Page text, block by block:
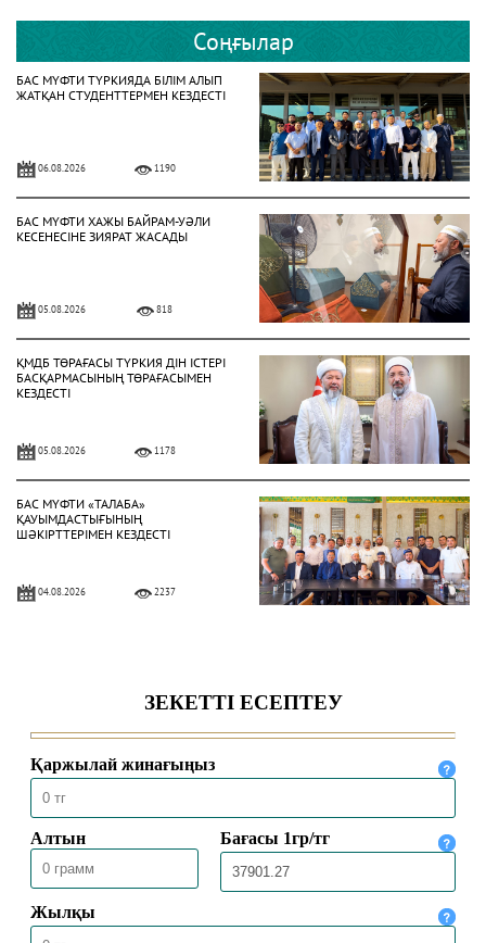
Соңғылар
БАС МҮФТИ ТҮРКИЯДА БІЛІМ АЛЫП
ЖАТҚАН СТУДЕНТТЕРМЕН КЕЗДЕСТІ
06.08.2026 1190
БАС МҮФТИ ХАЖЫ БАЙРАМ-УӘЛИ
КЕСЕНЕСІНЕ ЗИЯРАТ ЖАСАДЫ
05.08.2026 818
ҚМДБ ТӨРАҒАСЫ ТҮРКИЯ ДІН ІСТЕРІ
БАСҚАРМАСЫНЫҢ ТӨРАҒАСЫМЕН
КЕЗДЕСТІ
05.08.2026 1178
БАС МҮФТИ «ТАЛАБА»
ҚАУЫМДАСТЫҒЫНЫҢ
ШӘКІРТТЕРІМЕН КЕЗДЕСТІ
04.08.2026 2237
04.08.2026 1941
БАС МҮФТИ ТӨРАЛҚА МӘЖІЛІСІН
ӨТКІЗДІ
31.07.2026